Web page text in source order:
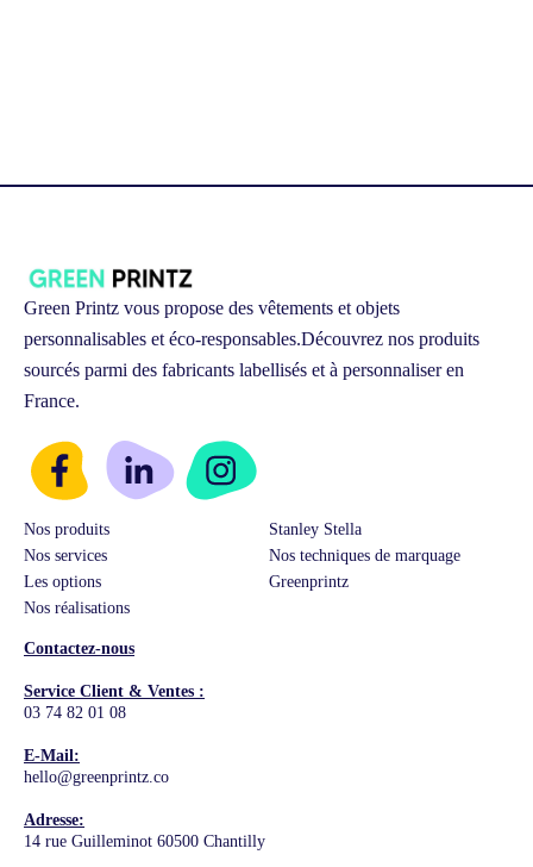
Green Printz vous propose des vêtements et objets
personnalisables et éco-responsables.Découvrez nos produits
sourcés parmi des fabricants labellisés et à personnaliser en
France.
Nos produits
Stanley Stella
Nos services
Nos techniques de marquage
Les options
Greenprintz
Nos réalisations
Contactez-nous
Service Client & Ventes :
03 74 82 01 08
E-Mail:
hello@greenprintz.co
Adresse:
14 rue Guilleminot 60500 Chantilly